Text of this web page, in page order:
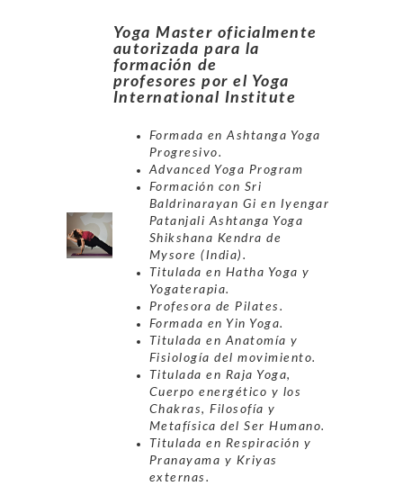
Yoga Master oficialmente
autorizada para la
formación de
profesores por el Yoga
International Institute
Formada en Ashtanga Yoga
Progresivo.
Advanced Yoga Program
Formación con Sri
Baldrinarayan Gi en Iyengar
Patanjali Ashtanga Yoga
Shikshana Kendra de
Mysore (India).
Titulada en Hatha Yoga y
Yogaterapia.
Profesora de Pilates.
Formada en Yin Yoga.
Titulada en Anatomía y
Fisiología del movimiento.
Titulada en Raja Yoga,
Cuerpo energético y los
Chakras, Filosofía y
Metafísica del Ser Humano.
Titulada en Respiración y
Pranayama y Kriyas
externas.